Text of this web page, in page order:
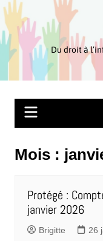
Aller
au
contenu
Du droit à
Mois :
Protégé :
janvier 2026
Brigitte 26